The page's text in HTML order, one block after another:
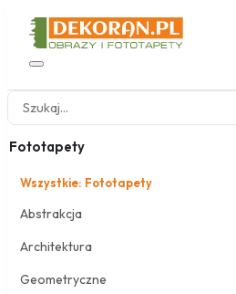
Fototapety
Wszystkie: Fototapety
Abstrakcja
Architektura
Geometryczne